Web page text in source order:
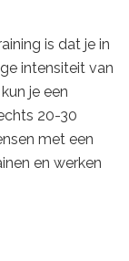
is dat je in
intensiteit van
je een
20-30
met een
en werken